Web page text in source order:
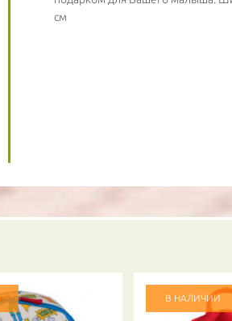
см
В НАЛИЧИИ